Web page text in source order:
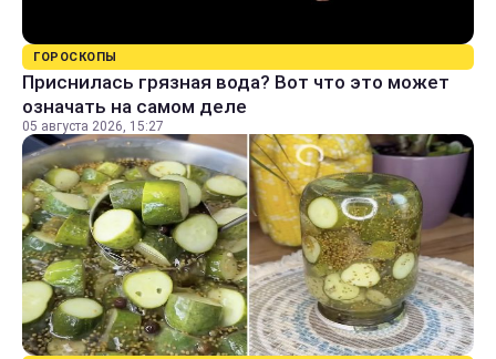
ГОРОСКОПЫ
Приснилась грязная вода? Вот что это может
означать на самом деле
05 августа 2026, 15:27